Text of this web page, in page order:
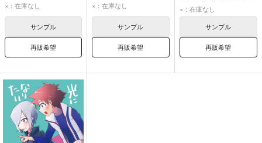
×：在庫なし
サンプル
再販希望
×：在庫なし
サンプル
再販希望
セイリュウ
速杉ハヤト
×：在庫なし
サンプル
再販希望